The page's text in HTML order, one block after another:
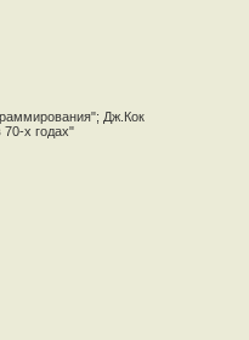
Дж.Кок
х годах"